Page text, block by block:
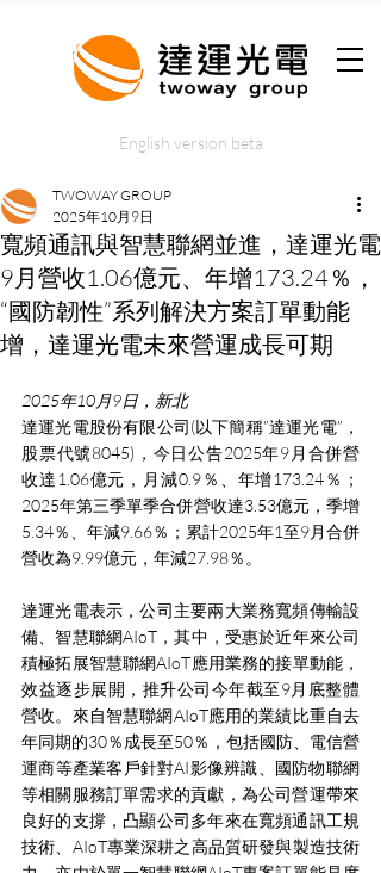
English version beta
寬頻通訊與智慧聯網並進，達運光電
9月營收1.06億元、年增173.24％，
“國防韌性”系列解決方案訂單動能
增，達運光電未來營運成長可期
TWOWAY GROUP
2025年10月9日
2025年10月9日，新北
達運光電股份有限公司(以下簡稱”達運光電”，
股票代號8045)，今日公告2025年9月合併營
收達1.06億元，月減0.9％、年增173.24％；
2025年第三季單季合併營收達3.53億元，季增
5.34％、年減9.66％；累計2025年1至9月合併
營收為9.99億元，年減27.98％。
達運光電表示，公司主要兩大業務寬頻傳輸設
備、智慧聯網AIoT，其中，受惠於近年來公司
積極拓展智慧聯網AIoT應用業務的接單動能，
效益逐步展開，推升公司今年截至9月底整體
營收。來自智慧聯網AIoT應用的業績比重自去
年同期的30％成長至50％，包括國防、電信營
運商等產業客戶針對AI影像辨識、國防物聯網
等相關服務訂單需求的貢獻，為公司營運帶來
良好的支撐，凸顯公司多年來在寬頻通訊工規
技術、AIoT專業深耕之高品質研發與製造技術